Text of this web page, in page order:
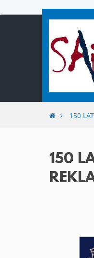
150
150